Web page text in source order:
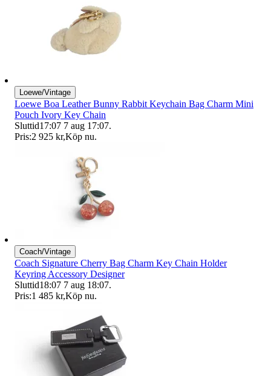
Loewe/Vintage
Loewe Boa Leather Bunny Rabbit Keychain Bag Charm Mini
Pouch Ivory Key Chain
Sluttid17:07 7 aug 17:07.
Pris:2 925 kr,Köp nu.
Coach/Vintage
Coach Signature Cherry Bag Charm Key Chain Holder
Keyring Accessory Designer
Sluttid18:07 7 aug 18:07.
Pris:1 485 kr,Köp nu.